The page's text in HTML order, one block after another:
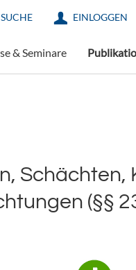
SUCHE EINLOGGEN
& Seminare
Schächten,
(§§